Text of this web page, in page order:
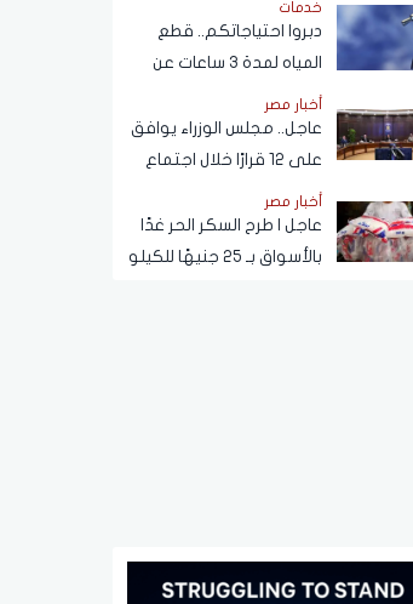
خدمات
دبروا احتياجاتكم.. قطع
المياه لمدة 3 ساعات عن
هذه المناطق (اعرف
الموعد)
أخبار مصر
عاجل.. مجلس الوزراء يوافق
على 12 قرارًا خلال اجتماع
اليوم
أخبار مصر
عاجل | طرح السكر الحر غدًا
بالأسواق بـ 25 جنيهًا للكيلو